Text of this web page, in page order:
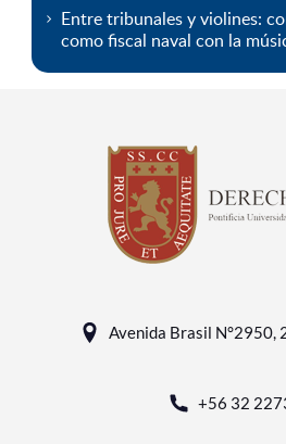
Entre tribunales y violines:
como fiscal naval con la
Avenida Brasil N°2950,
+56 32